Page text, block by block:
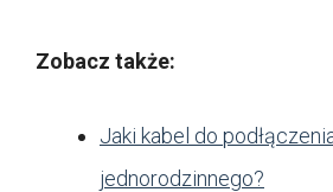
Zobacz także:
Jaki kabel do
jednorodzinnego?